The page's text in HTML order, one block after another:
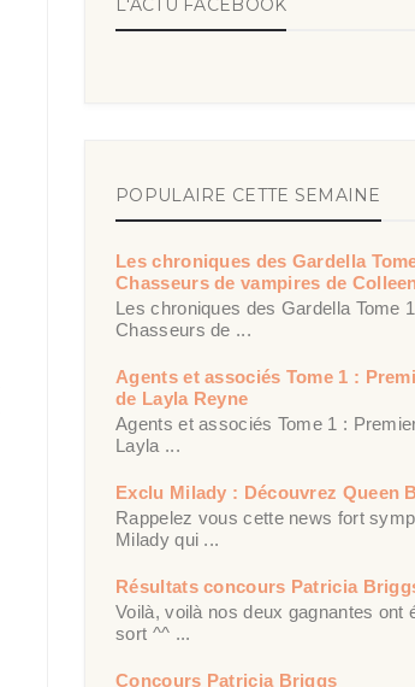
L'ACTU FACEBOOK
POPULAIRE CETTE SEMAINE
Les chroniques des Gardella
Chasseurs de vampires de
Les chroniques des Gardella Tome
Chasseurs de ...
Agents et associés Tome 1 :
de Layla Reyne
Agents et associés Tome 1 :
Layla ...
Exclu Milady : Découvrez Queen
Rappelez vous cette news fort
Milady qui ...
Résultats concours Patricia
Voilà, voilà nos deux gagnantes ont
sort ^^ ...
Concours Patricia Briggs